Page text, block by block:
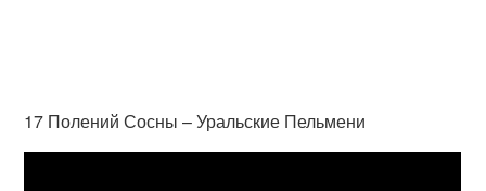
17 Полений Сосны – Уральские Пельмени